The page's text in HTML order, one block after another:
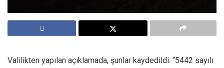
Valilikten yapılan açıklamada, şunlar kaydedildi: “5442 sayılı